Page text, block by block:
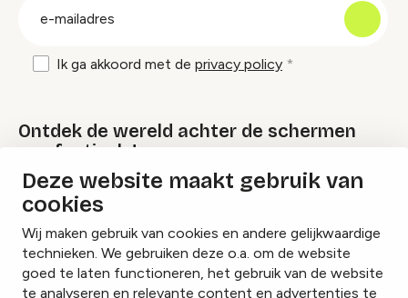
Deze website maakt gebruik van
cookies
Wij maken gebruik van cookies en andere gelijkwaardige
technieken. We gebruiken deze o.a. om de website
goed te laten functioneren, het gebruik van de website
te analyseren en relevante content en advertenties te
Ik ga akkoord met de privacy policy
Ontdek de wereld achter de schermen
van festivals!
Lees onze Festival Specials